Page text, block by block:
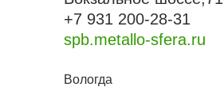
+7 931 200-28-31
spb.metallo-sfera.ru
Вологда